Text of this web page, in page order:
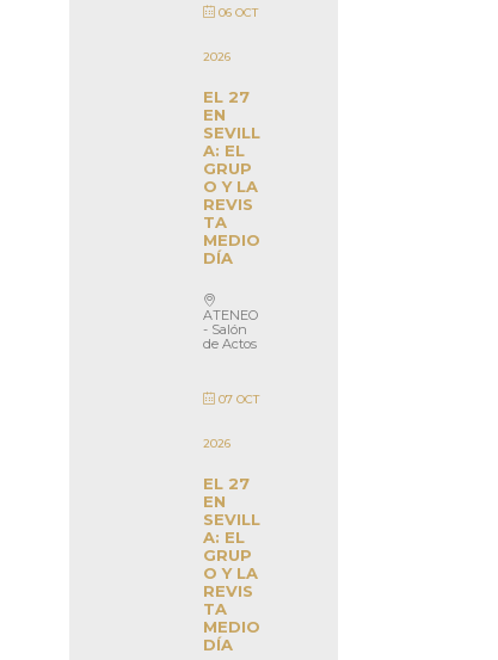
06 OCT
2026
EL 27
EN
SEVILL
A: EL
GRUP
O Y LA
REVIS
TA
MEDIO
DÍA
ATENEO
- Salón
de Actos
07 OCT
2026
EL 27
EN
SEVILL
A: EL
GRUP
O Y LA
REVIS
TA
MEDIO
DÍA